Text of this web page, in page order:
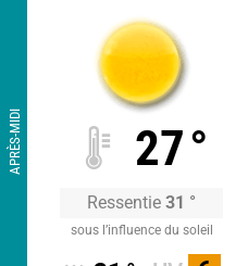
APRÈS-MIDI 27°
Ressentie 31 °
sous l’influence du soleil